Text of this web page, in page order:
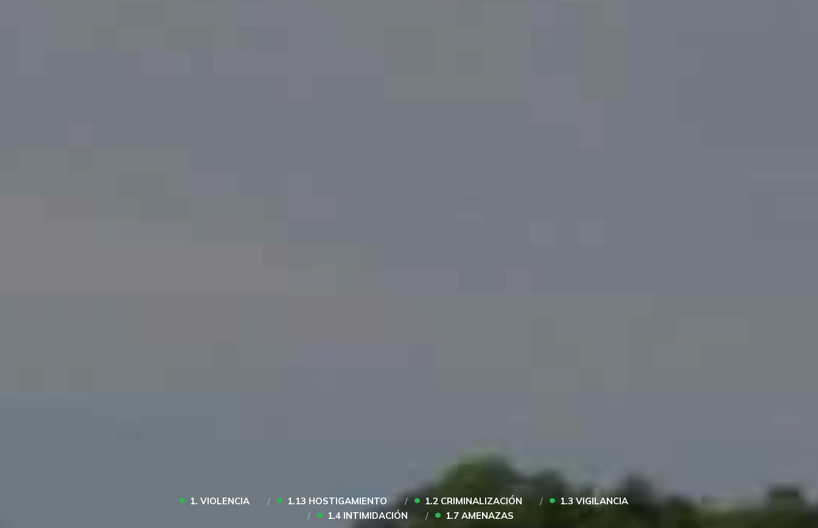
• 1. VIOLENCIA • 1.13 HOSTIGAMIENTO • 1.2 CRIMINALIZACIÓN • 1.3 VIGILANCIA
• 1.4 INTIMIDACIÓN • 1.7 AMENAZAS